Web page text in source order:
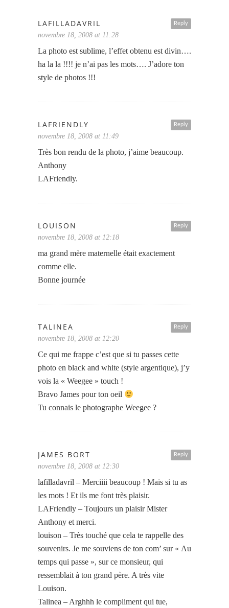
Reply
LAFILLADAVRIL
novembre 18, 2008 at 11:28
La photo est sublime, l’effet obtenu est divin….
ha la la !!!! je n’ai pas les mots…. J’adore ton
style de photos !!!
Reply
LAFRIENDLY
novembre 18, 2008 at 11:49
Très bon rendu de la photo, j’aime beaucoup.
Anthony
LAFriendly.
Reply
LOUISON
novembre 18, 2008 at 12:18
ma grand mère maternelle était exactement
comme elle.
Bonne journée
Reply
TALINEA
novembre 18, 2008 at 12:20
Ce qui me frappe c’est que si tu passes cette
photo en black and white (style argentique), j’y
vois la « Weegee » touch !
Bravo James pour ton oeil
Tu connais le photographe Weegee ?
Reply
JAMES BORT
novembre 18, 2008 at 12:30
lafilladavril – Merciiii beaucoup ! Mais si tu as
les mots ! Et ils me font très plaisir.
LAFriendly – Toujours un plaisir Mister
Anthony et merci.
louison – Très touché que cela te rappelle des
souvenirs. Je me souviens de ton com’ sur « Au
temps qui passe », sur ce monsieur, qui
ressemblait à ton grand père. A très vite
Louison.
Talinea – Arghhh le compliment qui tue,